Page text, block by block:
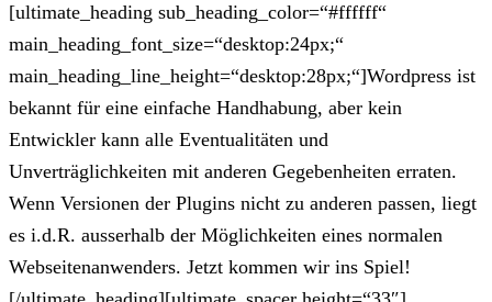
[ultimate_heading sub_heading_color=“#ffffff“
main_heading_font_size=“desktop:24px;“
main_heading_line_height=“desktop:28px;“]Wordpress ist
bekannt für eine einfache Handhabung, aber kein
Entwickler kann alle Eventualitäten und
Unverträglichkeiten mit anderen Gegebenheiten erraten.
Wenn Versionen der Plugins nicht zu anderen passen, liegt
es i.d.R. ausserhalb der Möglichkeiten eines normalen
Webseitenanwenders. Jetzt kommen wir ins Spiel!